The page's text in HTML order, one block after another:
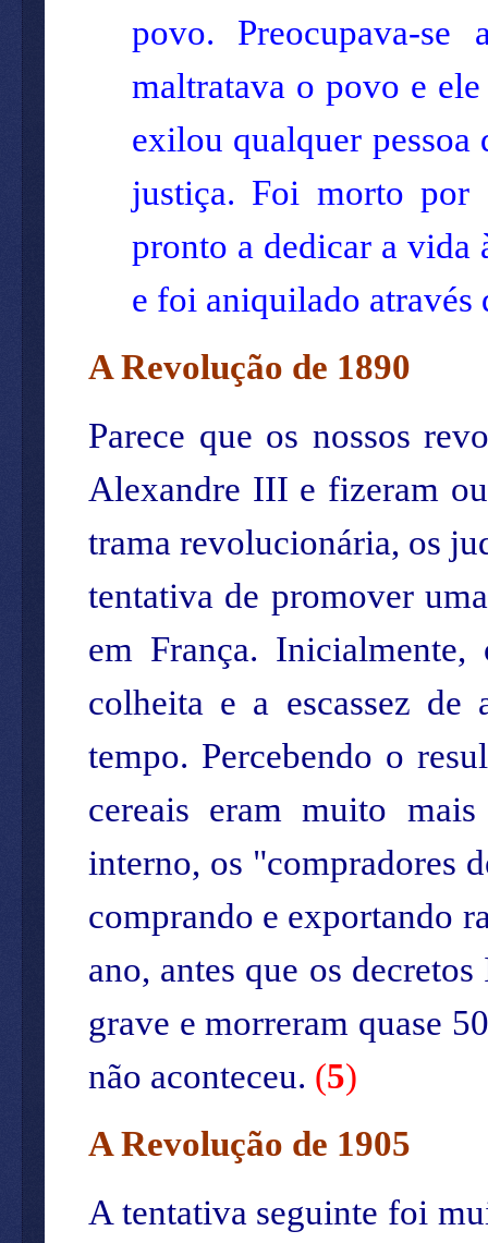
povo. Preocupava-
maltratava o povo e
exilou qualquer pessoa
justiça. Foi morto por
pronto a dedicar a vida
e foi aniquilado
A Revolução de 1890
Parece que os nossos
Alexandre III e fizeram
trama revolucionária, os
tentativa de promover
em França.
colheita e a escassez de
tempo. Percebendo o
cereais eram muito
interno, os "compradores
comprando e exportando
ano, antes que os
grave e morreram quase
não aconteceu. (5)
A Revolução de 1905
A tentativa seguinte foi